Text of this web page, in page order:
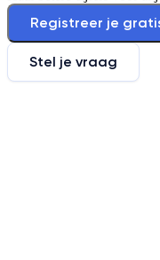
Registreer je
Stel je vraag